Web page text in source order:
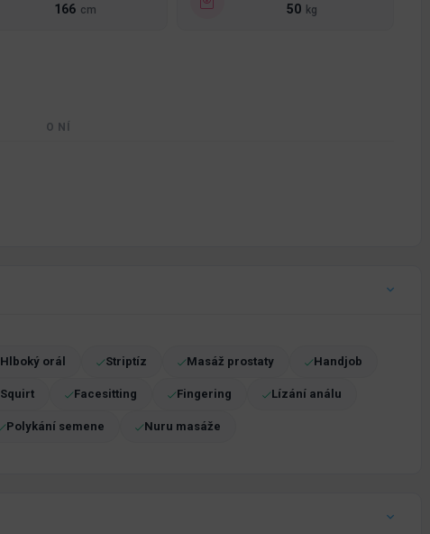
166 cm 50 kg
O NÍ
Hlboký orál Striptíz Masáž prostaty Handjob
Squirt Facesitting Fingering Lízání análu
Polykání semene Nuru masáže